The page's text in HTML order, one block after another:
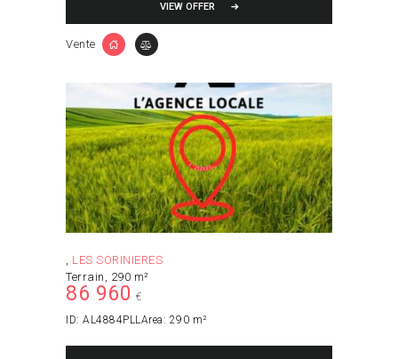
VIEW OFFER
Vente
LES SORINIERES
Terrain
290 m²
86 960 €
ID: AL4884PLL Area: 290 m²